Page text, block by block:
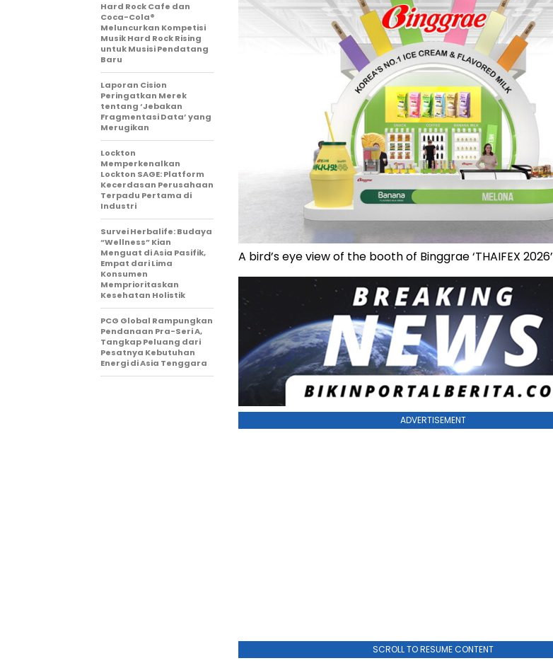
A bird’s eye view of the booth of Binggrae ‘THAIFEX 2026’
ADVERTISEMENT
SCROLL TO RESUME CONTENT
Hard Rock Cafe dan
Coca-Cola®
Meluncurkan Kompetisi
Musik Hard Rock Rising
untuk Musisi Pendatang
Baru
Laporan Cision
Peringatkan Merek
tentang ‘Jebakan
Fragmentasi Data’ yang
Merugikan
Lockton
Memperkenalkan
Lockton SAGE: Platform
Kecerdasan Perusahaan
Terpadu Pertama di
Industri
Survei Herbalife: Budaya
“Wellness” Kian
Menguat di Asia Pasifik,
Empat dari Lima
Konsumen
Memprioritaskan
Kesehatan Holistik
PCG Global Rampungkan
Pendanaan Pra-Seri A,
Tangkap Peluang dari
Pesatnya Kebutuhan
Energi di Asia Tenggara